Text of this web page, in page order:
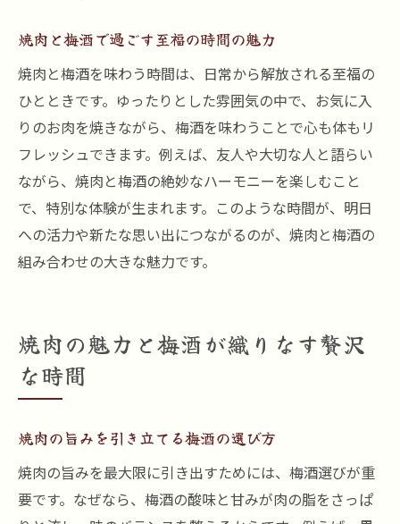
焼肉と梅酒で過ごす至福の時間の魅力
焼肉と梅酒を味わう時間は、日常から解放される至福の
ひとときです。ゆったりとした雰囲気の中で、お気に入
りのお肉を焼きながら、梅酒を味わうことで心も体もリ
フレッシュできます。例えば、友人や大切な人と語らい
ながら、焼肉と梅酒の絶妙なハーモニーを楽しむこと
で、特別な体験が生まれます。このような時間が、明日
への活力や新たな思い出につながるのが、焼肉と梅酒の
組み合わせの大きな魅力です。
焼肉の魅力と梅酒が織りなす贅沢
な時間
焼肉の旨みを引き立てる梅酒の選び方
焼肉の旨みを最大限に引き出すためには、梅酒選びが重
要です。なぜなら、梅酒の酸味と甘みが肉の脂をさっぱ